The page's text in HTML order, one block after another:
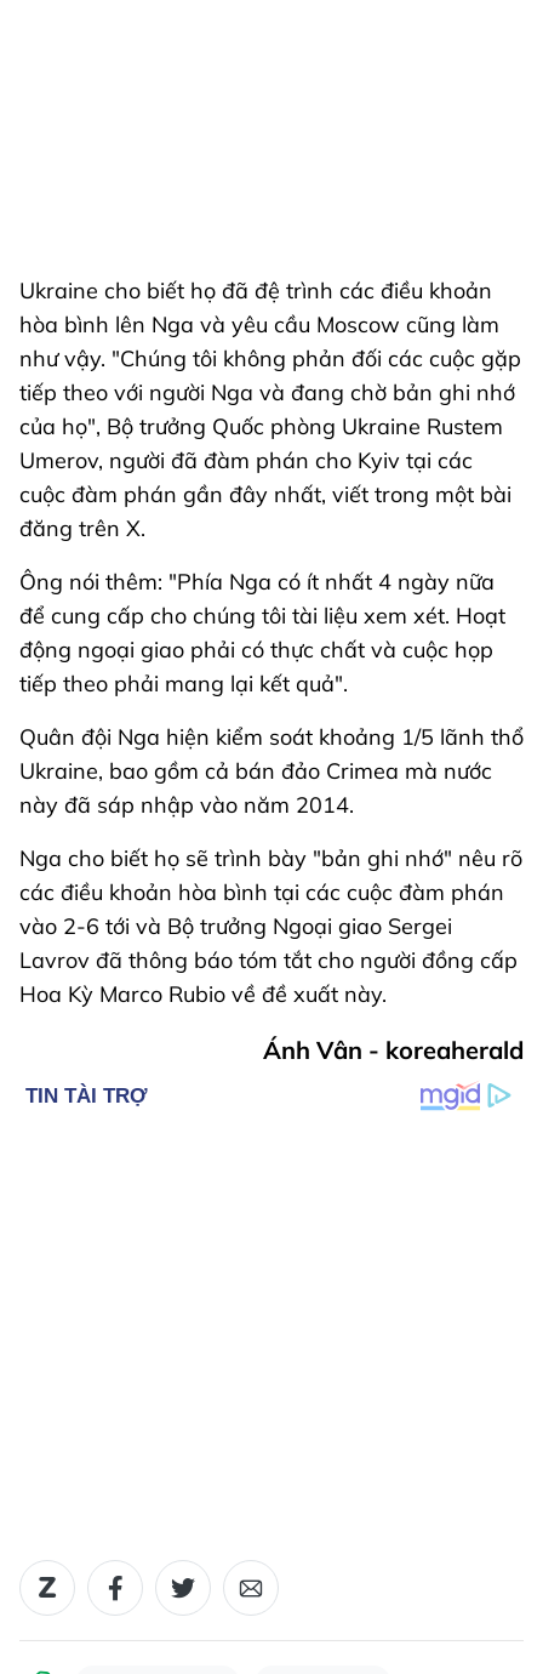
Ukraine cho biết họ đã đệ trình các điều khoản
hòa bình lên Nga và yêu cầu Moscow cũng làm
như vậy. "Chúng tôi không phản đối các cuộc gặp
tiếp theo với người Nga và đang chờ bản ghi nhớ
của họ", Bộ trưởng Quốc phòng Ukraine Rustem
Umerov, người đã đàm phán cho Kyiv tại các
cuộc đàm phán gần đây nhất, viết trong một bài
đăng trên X.
Ông nói thêm: "Phía Nga có ít nhất 4 ngày nữa
để cung cấp cho chúng tôi tài liệu xem xét. Hoạt
động ngoại giao phải có thực chất và cuộc họp
tiếp theo phải mang lại kết quả".
Quân đội Nga hiện kiểm soát khoảng 1/5 lãnh thổ
Ukraine, bao gồm cả bán đảo Crimea mà nước
này đã sáp nhập vào năm 2014.
Nga cho biết họ sẽ trình bày "bản ghi nhớ" nêu rõ
các điều khoản hòa bình tại các cuộc đàm phán
vào 2-6 tới và Bộ trưởng Ngoại giao Sergei
Lavrov đã thông báo tóm tắt cho người đồng cấp
Hoa Kỳ Marco Rubio về đề xuất này.
Ánh Vân - koreaherald